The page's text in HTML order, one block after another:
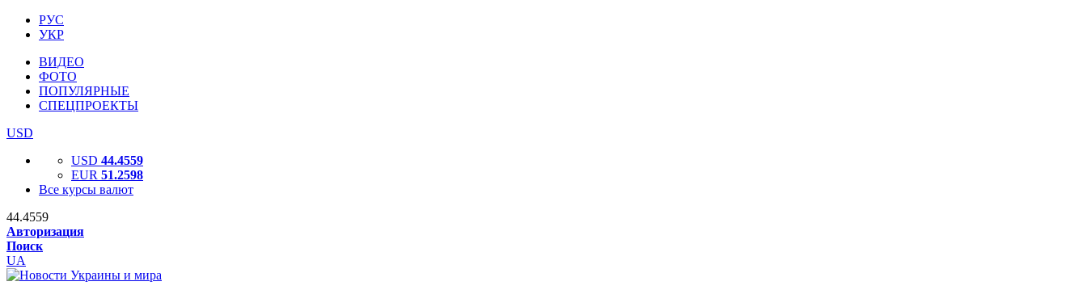
РУС
УКР
ВИДЕО
ФОТО
ПОПУЛЯРНЫЕ
СПЕЦПРОЕКТЫ
USD
USD 44.4559
EUR 51.2598
Все курсы валют
44.4559
Авторизация
Поиск
UA